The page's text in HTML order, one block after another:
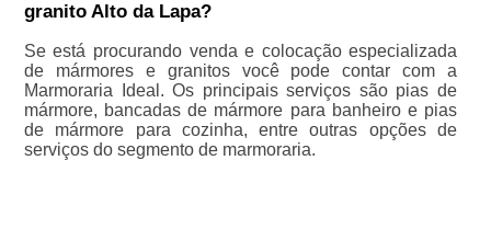
granito Alto da Lapa?
Se está procurando venda e colocação especializada
de mármores e granitos você pode contar com a
Marmoraria Ideal. Os principais serviços são pias de
mármore, bancadas de mármore para banheiro e pias
de mármore para cozinha, entre outras opções de
serviços do segmento de marmoraria.